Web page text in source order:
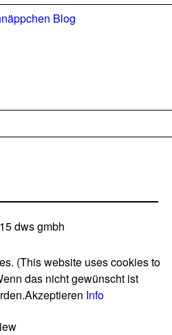
Blog
dws gmbh
(This website uses cookies to
das nicht gewünscht ist
Akzeptieren Info